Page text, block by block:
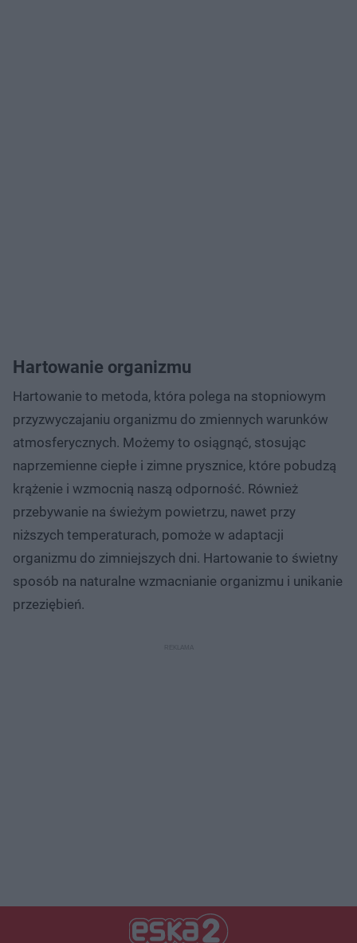
Hartowanie organizmu
Hartowanie to metoda, która polega na stopniowym
przyzwyczajaniu organizmu do zmiennych warunków
atmosferycznych. Możemy to osiągnąć, stosując
naprzemienne ciepłe i zimne prysznice, które pobudzą
krążenie i wzmocnią naszą odporność. Również
przebywanie na świeżym powietrzu, nawet przy
niższych temperaturach, pomoże w adaptacji
organizmu do zimniejszych dni. Hartowanie to świetny
sposób na naturalne wzmacnianie organizmu i unikanie
przeziębień.